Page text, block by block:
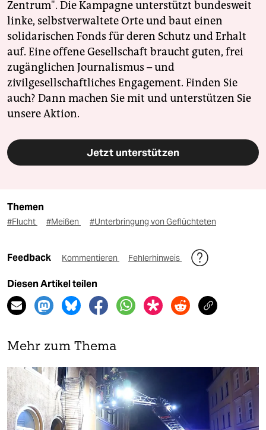
Zentrum". Die Kampagne unterstützt bundesweit
linke, selbstverwaltete Orte und baut einen
solidarischen Fonds für deren Schutz und Erhalt
auf. Eine offene Gesellschaft braucht guten, frei
zugänglichen Journalismus – und
zivilgesellschaftliches Engagement. Finden Sie
auch? Dann machen Sie mit und unterstützen Sie
unsere Aktion.
Jetzt unterstützen
Themen
#Flucht #Meißen #Unterbringung von Geflüchteten
Feedback Kommentieren Fehlerhinweis
Diesen Artikel teilen
Mehr zum Thema